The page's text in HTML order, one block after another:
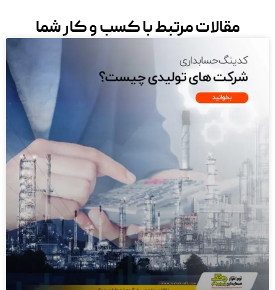
حسابداری فروش و خدمات با حسابداری تولیدی زمین تا آسمان
تفاوت دارد. در تولید، شما با مفاهیمی مثل فرمول ساخت
(BOM)، کالای در جریان ساخت و تسهیم هزینه‌های سربار
سروکار دارید. استفاده از نرم افزارهای عمومی برای یک واحد
تولیدی، در نهایت به انبارگردانی‌های کسری‌دار و زیان‌های
پنهان منجر می‌شود. نرم افزار حسابداری محک به شما کمک
از قیمت تمام‌شده‌ی واقعی و لحظه‌ای محصولاتتان آگاه
شوید.
موجودی انبار مواد اولیه و محصول نهایی را به صورت
مجزا و دقیق (کاردکس کالا) مدیریت کنید.
ضایعات خط تولید را ثبت و از هدررفت سرمایه جلوگیری
کنید.
مقالات مرتبط با کسب و کار شما